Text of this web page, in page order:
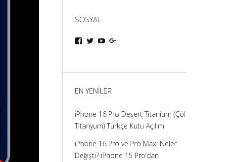
SOSYAL
iphoneturka
profilini
iphoneturka
profilini
iphoneturka
profiliniprofilini
EN YENILER
iPhone 16 Pro Desert Titanium (Çöl
Titanyum) Türkçe Kutu Açılımı
iPhone 16 Pro ve Pro Max: Neler
Değişti? iPhone 15 Pro’dan